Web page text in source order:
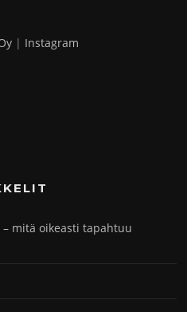
| Instagram
– mitä oikeasti tapahtuu